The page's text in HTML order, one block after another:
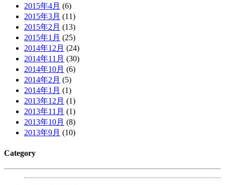
2015年4月 (6)
2015年3月 (11)
2015年2月 (13)
2015年1月 (25)
2014年12月 (24)
2014年11月 (30)
2014年10月 (6)
2014年2月 (5)
2014年1月 (1)
2013年12月 (1)
2013年11月 (1)
2013年10月 (8)
2013年9月 (10)
Category